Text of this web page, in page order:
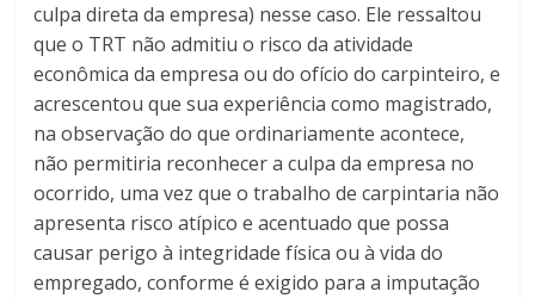
culpa direta da empresa) nesse caso. Ele ressaltou
que o TRT não admitiu o risco da atividade
econômica da empresa ou do ofício do carpinteiro, e
acrescentou que sua experiência como magistrado,
na observação do que ordinariamente acontece,
não permitiria reconhecer a culpa da empresa no
ocorrido, uma vez que o trabalho de carpintaria não
apresenta risco atípico e acentuado que possa
causar perigo à integridade física ou à vida do
empregado, conforme é exigido para a imputação